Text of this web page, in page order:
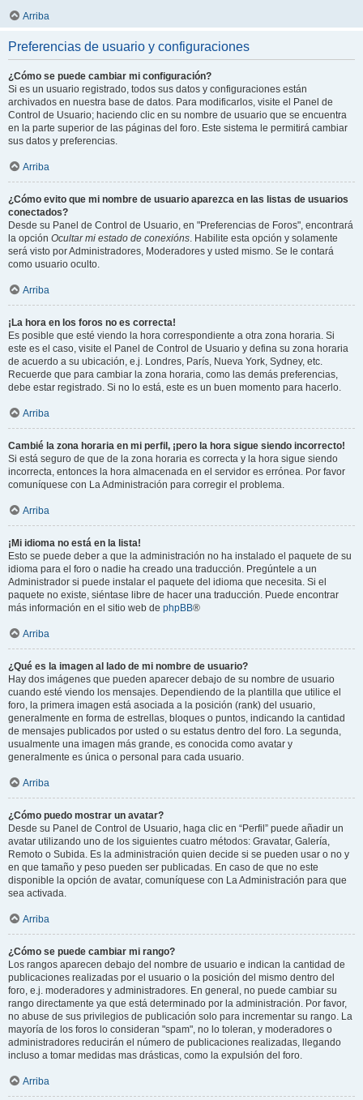
Arriba
Preferencias de usuario y configuraciones
¿Cómo se puede cambiar mi configuración?
Si es un usuario registrado, todos sus datos y configuraciones están
archivados en nuestra base de datos. Para modificarlos, visite el Panel de
Control de Usuario; haciendo clic en su nombre de usuario que se encuentra
en la parte superior de las páginas del foro. Este sistema le permitirá cambiar
sus datos y preferencias.
Arriba
¿Cómo evito que mi nombre de usuario aparezca en las listas de usuarios
conectados?
Desde su Panel de Control de Usuario, en "Preferencias de Foros", encontrará
la opción Ocultar mi estado de conexións. Habilite esta opción y solamente
será visto por Administradores, Moderadores y usted mismo. Se le contará
como usuario oculto.
Arriba
¡La hora en los foros no es correcta!
Es posible que esté viendo la hora correspondiente a otra zona horaria. Si
este es el caso, visite el Panel de Control de Usuario y defina su zona horaria
de acuerdo a su ubicación, e.j. Londres, París, Nueva York, Sydney, etc.
Recuerde que para cambiar la zona horaria, como las demás preferencias,
debe estar registrado. Si no lo está, este es un buen momento para hacerlo.
Arriba
Cambié la zona horaria en mi perfil, ¡pero la hora sigue siendo incorrecto!
Si está seguro de que de la zona horaria es correcta y la hora sigue siendo
incorrecta, entonces la hora almacenada en el servidor es errónea. Por favor
comuníquese con La Administración para corregir el problema.
Arriba
¡Mi idioma no está en la lista!
Esto se puede deber a que la administración no ha instalado el paquete de su
idioma para el foro o nadie ha creado una traducción. Pregúntele a un
Administrador si puede instalar el paquete del idioma que necesita. Si el
paquete no existe, siéntase libre de hacer una traducción. Puede encontrar
más información en el sitio web de phpBB®
Arriba
¿Qué es la imagen al lado de mi nombre de usuario?
Hay dos imágenes que pueden aparecer debajo de su nombre de usuario
cuando esté viendo los mensajes. Dependiendo de la plantilla que utilice el
foro, la primera imagen está asociada a la posición (rank) del usuario,
generalmente en forma de estrellas, bloques o puntos, indicando la cantidad
de mensajes publicados por usted o su estatus dentro del foro. La segunda,
usualmente una imagen más grande, es conocida como avatar y
generalmente es única o personal para cada usuario.
Arriba
¿Cómo puedo mostrar un avatar?
Desde su Panel de Control de Usuario, haga clic en “Perfil” puede añadir un
avatar utilizando uno de los siguientes cuatro métodos: Gravatar, Galería,
Remoto o Subida. Es la administración quien decide si se pueden usar o no y
en que tamaño y peso pueden ser publicadas. En caso de que no este
disponible la opción de avatar, comuníquese con La Administración para que
sea activada.
Arriba
¿Cómo se puede cambiar mi rango?
Los rangos aparecen debajo del nombre de usuario e indican la cantidad de
publicaciones realizadas por el usuario o la posición del mismo dentro del
foro, e.j. moderadores y administradores. En general, no puede cambiar su
rango directamente ya que está determinado por la administración. Por favor,
no abuse de sus privilegios de publicación solo para incrementar su rango. La
mayoría de los foros lo consideran "spam", no lo toleran, y moderadores o
administradores reducirán el número de publicaciones realizadas, llegando
incluso a tomar medidas mas drásticas, como la expulsión del foro.
Arriba